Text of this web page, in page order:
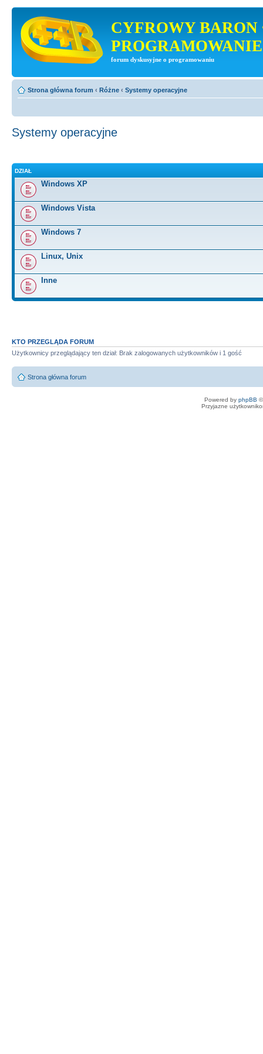
CYFROWY BARON
PROGRAMOWANIE
forum dyskusyjne o programowaniu
Strona główna forum ‹ Różne ‹ Systemy operacyjne
Systemy operacyjne
DZIAŁ
Windows XP
Windows Vista
Windows 7
Linux, Unix
Inne
KTO PRZEGLĄDA FORUM
Użytkownicy przeglądający ten dział: Brak zalogowanych użytkowników i 1 gość
Strona główna forum
Powered by phpBB
Przyjazne